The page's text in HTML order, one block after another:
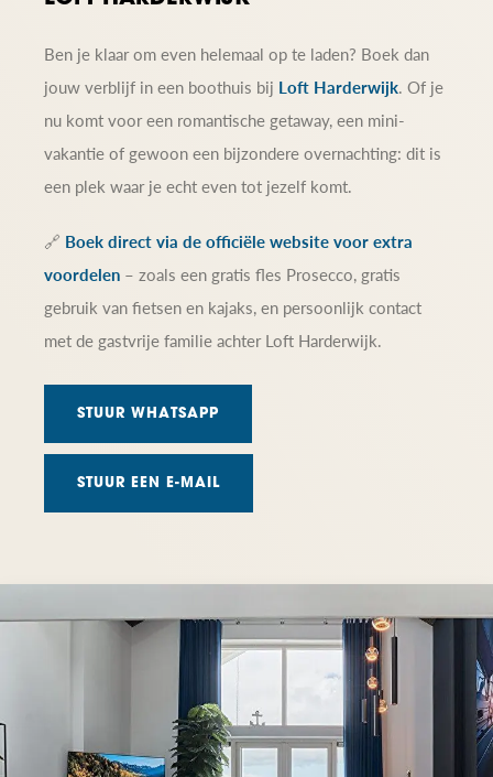
Ben je klaar om even helemaal op te laden? Boek dan
jouw verblijf in een boothuis bij Loft Harderwijk. Of je
nu komt voor een romantische getaway, een mini-
vakantie of gewoon een bijzondere overnachting: dit is
een plek waar je echt even tot jezelf komt.
🔗 Boek direct via de officiële website voor extra
voordelen – zoals een gratis fles Prosecco, gratis
gebruik van fietsen en kajaks, en persoonlijk contact
met de gastvrije familie achter Loft Harderwijk.
STUUR WHATSAPP
STUUR EEN E-MAIL